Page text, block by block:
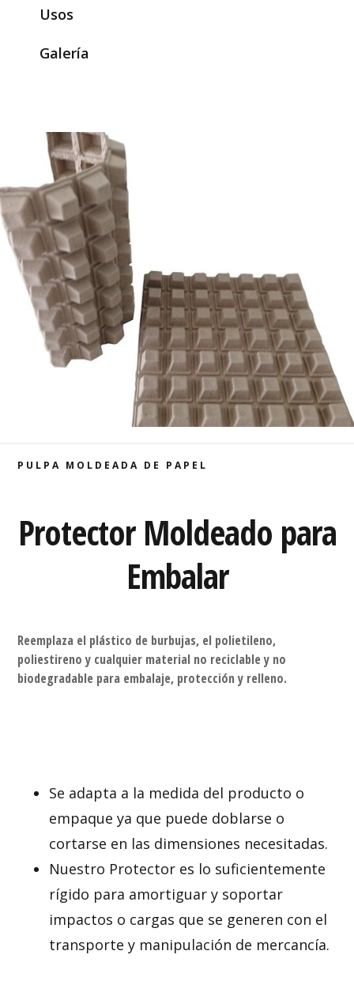
PULPA MOLDEADA DE PAPEL
Protector Moldeado para
Embalar
Reemplaza el plástico de burbujas, el polietileno,
poliestireno y cualquier material no reciclable y no
biodegradable para embalaje, protección y relleno.
Se adapta a la medida del producto o
empaque ya que puede doblarse o
cortarse en las dimensiones necesitadas.
Nuestro Protector es lo suficientemente
rígido para amortiguar y soportar
impactos o cargas que se generen con el
transporte y manipulación de mercancía.
Usos
Galería